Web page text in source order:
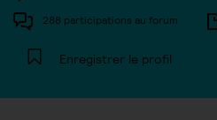
288 participations au forum
Enregistrer le profil